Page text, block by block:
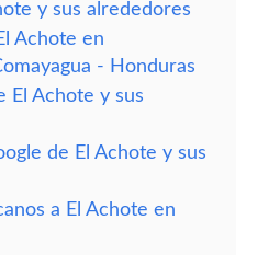
y sus alrededores
Achote en
- Honduras
El Achote y sus
de El Achote y sus
a El Achote en